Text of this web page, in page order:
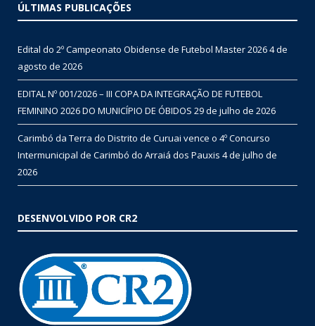
ÚLTIMAS PUBLICAÇÕES
Edital do 2º Campeonato Obidense de Futebol Master 20264 de
agosto de 2026
EDITAL Nº 001/2026 – III COPA DA INTEGRAÇÃO DE FUTEBOL
FEMININO 2026 DO MUNICÍPIO DE ÓBIDOS 29 de julho de 2026
Carimbó da Terra do Distrito de Curuai vence o 4º Concurso
Intermunicipal de Carimbó do Arraiá dos Pauxis 4 de julho de
2026
DESENVOLVIDO POR CR2